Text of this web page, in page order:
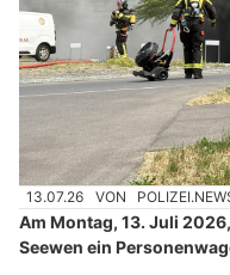
13.07.26 VON
Am Montag, 13. Juli
Seewen ein